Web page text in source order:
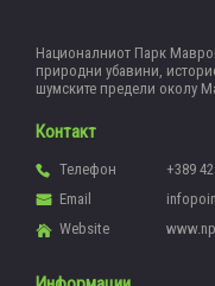
Националниот Парк
природни убавини,
шумските предели околу
Контакт
Телефон
+389
Email
Website